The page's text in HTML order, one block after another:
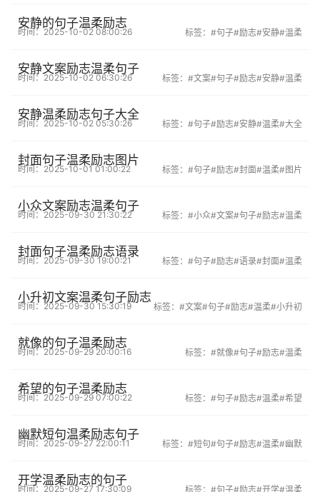
安静的句子温柔励志
时间：2025-10-02 08:00:26 标签： #句子#励志#安静#温柔
安静文案励志温柔句子
时间：2025-10-02 06:30:26 标签： #文案#句子#励志#安静#温柔
安静温柔励志句子大全
时间：2025-10-02 05:30:26 标签： #句子#励志#安静#温柔#大全
封面句子温柔励志图片
时间：2025-10-01 01:00:22 标签： #句子#励志#封面#温柔#图片
小众文案励志温柔句子
时间：2025-09-30 21:30:22 标签： #小众#文案#句子#励志#温柔
封面句子温柔励志语录
时间：2025-09-30 19:00:21 标签： #句子#励志#语录#封面#温柔
小升初文案温柔句子励志
时间：2025-09-30 15:30:19 标签： #文案#句子#励志#温柔#小升初
就像的句子温柔励志
时间：2025-09-29 20:00:16 标签： #就像#句子#励志#温柔
希望的句子温柔励志
时间：2025-09-29 07:00:22 标签： #句子#励志#温柔#希望
幽默短句温柔励志句子
时间：2025-09-27 22:00:11 标签： #短句#句子#励志#温柔#幽默
开学温柔励志的句子
时间：2025-09-27 17:30:09 标签： #句子#励志#开学#温柔